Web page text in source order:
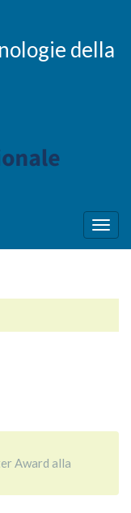
della
Award alla